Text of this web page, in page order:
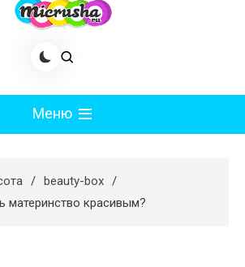
Меню
beauty-box
материнство красивым?